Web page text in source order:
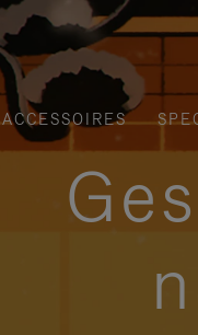
ACCESSOIRES